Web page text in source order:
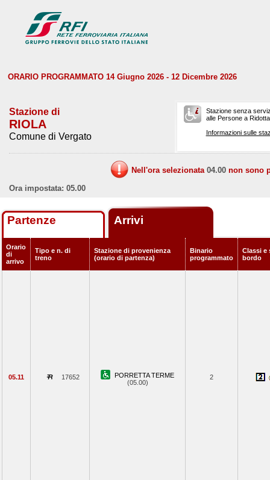
ORARIO PROGRAMMATO 14 Giugno 2026 - 12 Dicembre 2026
Stazione di
RIOLA
Comune di Vergato
Stazione senza
alle Persone a
Informazioni sulle
Nell'ora selezionata 04.00 non sono
Ora impostata: 05.00
Partenze Arrivi
Orario
di
arrivo
Tipo e n. di
treno
Stazione di provenienza
(orario di partenza)
Binario
programmato
Classi e
bordo
05.11 17652
PORRETTA TERME
(05.00)
2